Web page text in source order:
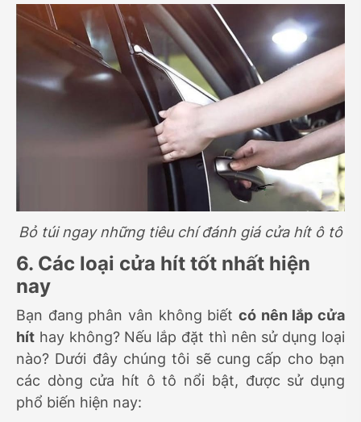
Bỏ túi ngay những tiêu chí đánh giá cửa hít ô tô
6. Các loại cửa hít tốt nhất hiện
nay
Bạn đang phân vân không biết có nên lắp cửa
hít hay không? Nếu lắp đặt thì nên sử dụng loại
nào? Dưới đây chúng tôi sẽ cung cấp cho bạn
các dòng cửa hít ô tô nổi bật, được sử dụng
phổ biến hiện nay: